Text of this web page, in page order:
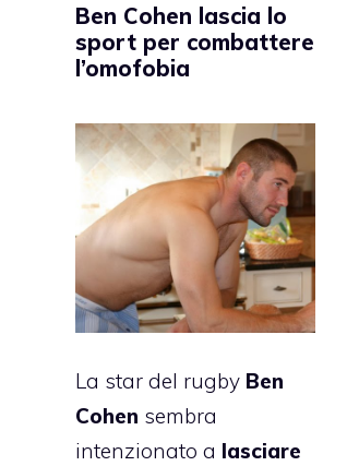
Ben Cohen lascia lo
sport per combattere
l’omofobia
La star del rugby Ben
Cohen sembra
intenzionato a lasciare